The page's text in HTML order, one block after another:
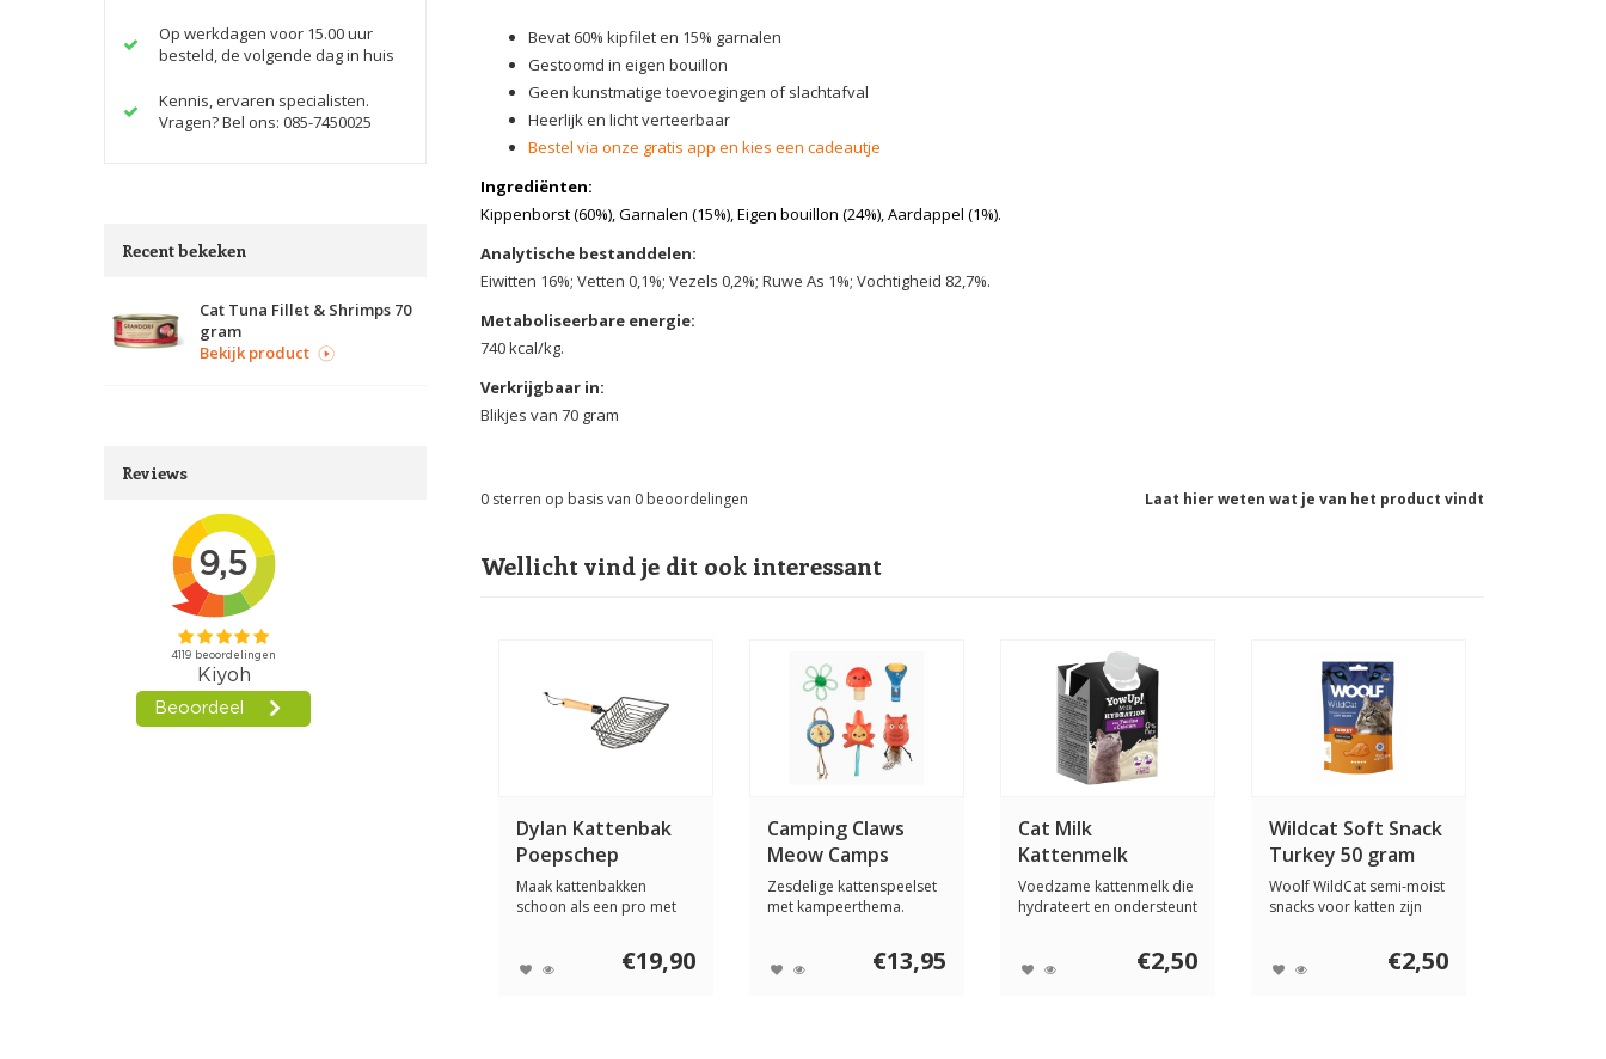
Op werkdagen voor 15.00 uur
besteld, de volgende dag in huis
Kennis, ervaren specialisten.
Vragen? Bel ons: 085-7450025
Recent bekeken
Cat Tuna Fillet & Shrimps 70
gram
Bekijk product
Reviews
Bevat 60% kipfilet en 15% garnalen
Gestoomd in eigen bouillon
Geen kunstmatige toevoegingen of slachtafval
Heerlijk en licht verteerbaar
Bestel via onze gratis app en kies een cadeautje
Ingrediënten:
Kippenborst (60%), Garnalen (15%), Eigen bouillon (24%), Aardappel (1%).
Analytische bestanddelen:
Eiwitten 16%; Vetten 0,1%; Vezels 0,2%; Ruwe As 1%; Vochtigheid 82,7%.
Metaboliseerbare energie:
740 kcal/kg.
Verkrijgbaar in:
Blikjes van 70 gram
Laat hier weten wat je van het product vindt
0 sterren op basis van 0 beoordelingen
Wellicht vind je dit ook interessant
Dylan Kattenbak
Poepschep
Maak kattenbakken
schoon als een pro met
€19,90
Camping Claws
Meow Camps
Zesdelige kattenspeelset
met kampeerthema.
€13,95
Cat Milk
Kattenmelk
Hydration 200 ml
Voedzame kattenmelk die
hydrateert en ondersteunt
€2,50
Wildcat Soft Snack
Turkey 50 gram
Woolf WildCat semi-moist
snacks voor katten zijn
€2,50